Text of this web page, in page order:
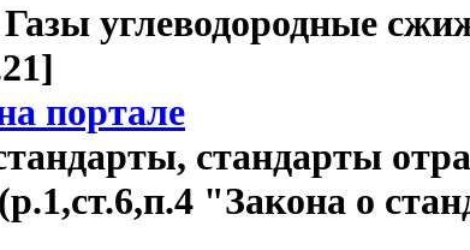
углеводородные
портале
стандарты
"Закона о